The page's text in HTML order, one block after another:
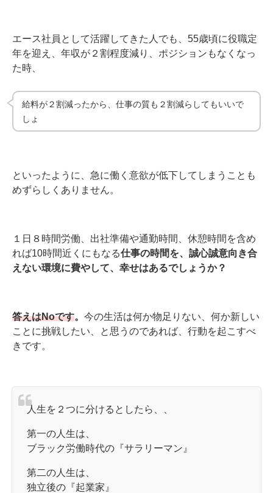
エース社員として活躍してきた人でも、55歳頃に役職定
年を迎え、年収が２割程度減り、ポジションもなくなっ
た時、
給料が２割減ったから、仕事の質も２割減らしてもいいで
しょ
といったように、急に働く意欲が低下してしまうことも
めずらしくありません。
１日８時間労働、出社準備や通勤時間、休憩時間を含め
れば10時間近くにもなる仕事の時間を、誠心誠意向き合
えない環境に費やして、幸せはあるでしょうか？
答えはNoです。 今の生活は何か物足りない、何か新しい
ことに挑戦したい、と思うのであれば、行動を起こすべ
きです。
人生を２つに分けるとしたら、、
第一の人生は、
ブラック労働時代の『サラリーマン』
第二の人生は、
独立後の『起業家』